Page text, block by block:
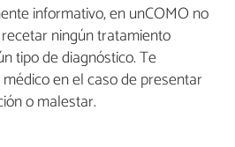
informativo, en unCOMO no
ningún tratamiento
tipo de diagnóstico. Te
en el caso de presentar
o malestar.